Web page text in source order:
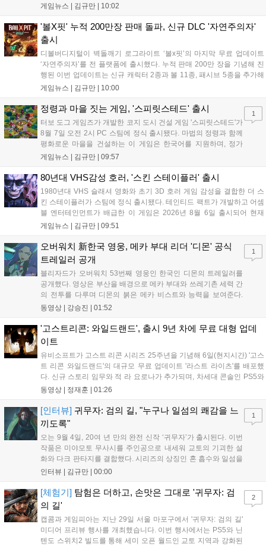
터 14일까지 럭키 엘피 이벤트로 론을, 13일부터 26일까지 트로피칼 아
로 전략적 전투의 재미가 더욱 강화될 것으로 기대된다....
게임뉴스 | 김규만 | 10:02
'볼X핏' 누적 200만장 판매 돌파, 신규 DLC '자연주의자'
출시
디볼버디지털이 벽돌깨기 로그라이트 ‘볼x핏’의 마지막 무료 업데이트
‘자연주의자’를 전 플랫폼에 출시했다. 누적 판매 200만 장을 기념해 진
행된 이번 업데이트는 신규 캐릭터 2종과 볼 11종, 패시브 5종을 추가해
전략적 재미를 높였다. 게임은 PC와 콘솔, 모바일에서 한글판으로 즐길
라고 밝혀 향후 행보에 기대감을 모으고 있다. 상세 정보는 공식 홈페이
게임뉴스 | 김규만 | 10:00
정령과 마을 짓는 게임, '스피릿스테드' 출시
터보 도그 게임즈가 개발한 코지 도시 건설 게임 '스피릿스테드'가
8월 7일 오전 2시 PC 스팀에 정식 출시됐다. 마법의 정령과 함께
평화로운 마을을 건설하는 이 게임은 한국어를 지원하며, 정가
10,700원에서 10% 할인된 9,630원에 판매된다. 플레이어는 어
고 정령을 활용해 공동체를 성장시킬 수 있다. 따뜻한 손그림 그
모으고 있다....
게임뉴스 | 김규만 | 09:57
1
80년대 VHS감성 호러, '스킨 스테이플러' 출시
1980년대 VHS 슬래셔 영화와 초기 3D 호러 게임 감성을 결합한 더 스
킨 스테이플러가 스팀에 정식 출시됐다. 테인티드 팩트가 개발하고 어셈
블 엔터테인먼트가 배급한 이 게임은 2026년 8월 6일 출시되어 현재
15,000원에 판매 중이다. 캐리언 시티를 배경으로 연쇄살인 사건을 추적
통해 밀도 높은 공포를 선사한다....
게임뉴스 | 김규만 | 09:51
오버워치 新한국 영웅, 메카 부대 리더 '디몬' 공식
트레일러 공개
블리자드가 오버워치 53번째 영웅인 한국인 디몬의 트레일러를
공개했다. 영상은 부산을 배경으로 메카 부대와 쓰레기촌 세력 간
의 전투를 다루며 디몬의 붉은 메카 비스트와 능력을 보여준다.
블리자드는 7일 게임플레이 영상 공개를 시작으로 10일 시즌4 트
시할 예정이다. 향후 메카 부대와 탈론의 대립이 본격화될 전망이
다....
동영상 | 강승진 | 01:52
1
'고스트리콘: 와일드랜드', 출시 9년 차에 무료 대형 업데
이트
유비소프트가 고스트 리콘 시리즈 25주년을 기념해 6일(현지시간) '고스
트 리콘 와일드랜드'의 대규모 무료 업데이트 '라스트 라이츠'를 배포했
다. 신규 스토리 임무와 적 라 요로나가 추가되며, 차세대 콘솔인 PS5와
Xbox Series X|S에서 4K 60FPS를 지원한다. 또한 편의성 개선과 함께
리를 제공한다....
동영상 | 정재훈 | 01:26
[인터뷰] 귀무자: 검의 길, "누구나 일섬의 쾌감을 느
끼도록"
오는 9월 4일, 20여 년 만의 완전 신작 ‘귀무자’가 출시된다. 이번
작품은 미야모토 무사시를 주인공으로 내세워 교토의 기괴한 설
화와 다크 판타지를 결합했다. 시리즈의 상징인 혼 흡수와 일섬을
계승하면서도, 현대적인 검극 액션과 '무너뜨리기 일섬'을 더해 전
택에 따른 사무라이 액션을 구현하고자 했으며, 실제 검술 전문가
의 모션 캡처를 통해 리얼리티를 극대화했다. 세계관을 새롭게 재
구성한 이번 신작은 기존 시리즈와 설정은 다르지만, 특유의 통쾌
한 손맛과 다크 판타지 분위기를 충실히 담아내어 시리즈 팬과 신
규 이용자 모두에게 새로운 재미를 선사할 예정이다....
인터뷰 | 김규만 | 00:00
1
[체험기] 탐험은 더하고, 손맛은 그대로 '귀무자: 검
의 길'
캡콤과 게임피아는 지난 29일 서울 마포구에서 '귀무자: 검의 길'
미디어 프리뷰 행사를 개최했습니다. 이번 행사에서는 PS5와 닌
텐도 스위치2 빌드를 통해 세미 오픈 월드인 교토 지역과 강화된
2